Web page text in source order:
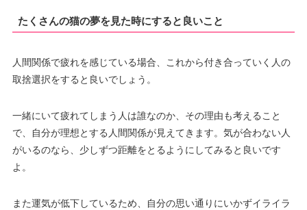
たくさんの猫の夢を見た時にすると良いこと
人間関係で疲れを感じている場合、これから付き合っていく人の
取捨選択をすると良いでしょう。
一緒にいて疲れてしまう人は誰なのか、その理由も考えること
で、自分が理想とする人間関係が見えてきます。気が合わない人
がいるのなら、少しずつ距離をとるようにしてみると良いです
よ。
また運気が低下しているため、自分の思い通りにいかずイライラ